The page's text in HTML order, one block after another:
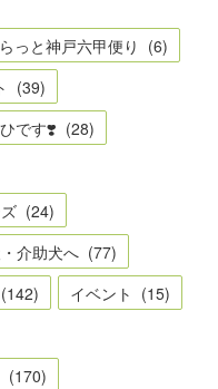
っと神戸六甲便り (6)
(39)
です❣️ (28)
(24)
介助犬へ (77)
(142) イベント (15)
(170)